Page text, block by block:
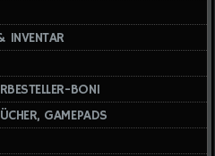
INVENTAR
BONI
GAMEPADS